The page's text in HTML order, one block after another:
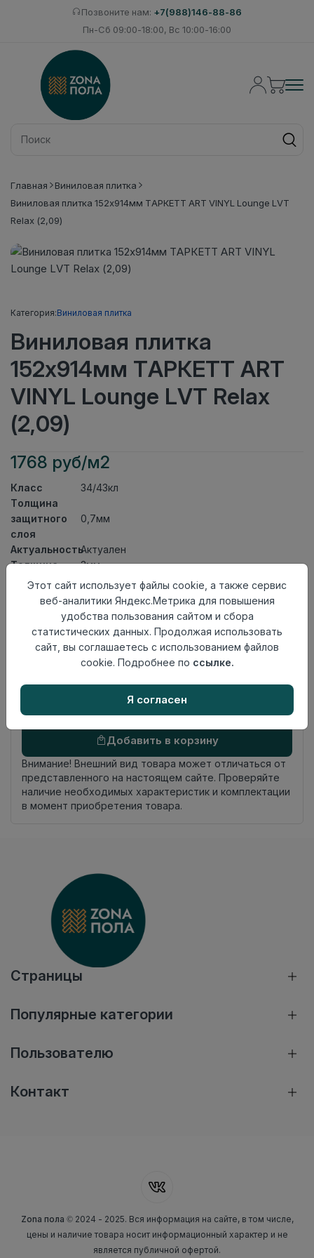
Позвоните нам: +7(988)146-88-86
Пн-Сб 09:00-18:00, Вс 10:00-16:00
Главная
Виниловая плитка
Виниловая плитка 152x914мм ТАРКЕТТ ART VINYL Lounge LVT
Relax (2,09)
Категория:Виниловая плитка
Виниловая плитка
152x914мм ТАРКЕТТ ART
VINYL Lounge LVT Relax
(2,09)
1768 руб/м2
Класс
34/43кл
Толщина
защитного
слоя
0,7мм
АктуальностьАктуален
Толщина
3мм
Размер
152x914мм
до +27 градусов
укладки
На клей
4-х сторонняя фаска
происхождения
Осталось11 упак
Добавить в корзину
Внимание! Внешний вид товара может отличаться от
представленного на настоящем сайте. Проверяйте
наличие необходимых характеристик и комплектации
в момент приобретения товара.
Страницы
Популярные категории
Пользователю
Контакт
Zona пола © 2024 - 2025. Вся информация на сайте, в том числе,
цены и наличие товара носит информационный характер и не
является публичной офертой.
Этот сайт использует файлы cookie, а также сервис
веб-аналитики Яндекс.Метрика для повышения
удобства пользования сайтом и сбора
статистических данных. Продолжая использовать
сайт, вы соглашаетесь с использованием файлов
cookie. Подробнее по ссылке.
Я согласен